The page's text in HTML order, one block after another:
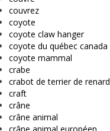
couvrez
coyote
coyote claw hanger
coyote du québec canada
coyote mammal
crabe
crabot de terrier de renard
craft
crâne
crâne animal
crâne animal européen